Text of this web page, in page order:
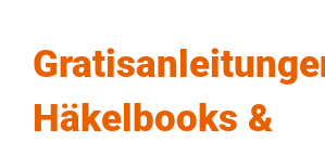
Häkelbooks &